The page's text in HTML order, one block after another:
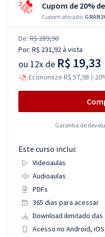
Cupom de 20%
Cupom ativado:
De: R$ 289,90
Por: R$ 231,92à vista
ou 12x de R$ 19,33
Economize R$ 57,98 (-
Garantia de
Este curso inclui:
Videoaulas
Audioaulas
PDFs
365 dias para acessar
Download ilimitado das
Acesso no Android,